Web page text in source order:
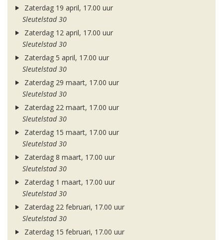
Zaterdag 19 april, 17.00 uur
Sleutelstad 30
Zaterdag 12 april, 17.00 uur
Sleutelstad 30
Zaterdag 5 april, 17.00 uur
Sleutelstad 30
Zaterdag 29 maart, 17.00 uur
Sleutelstad 30
Zaterdag 22 maart, 17.00 uur
Sleutelstad 30
Zaterdag 15 maart, 17.00 uur
Sleutelstad 30
Zaterdag 8 maart, 17.00 uur
Sleutelstad 30
Zaterdag 1 maart, 17.00 uur
Sleutelstad 30
Zaterdag 22 februari, 17.00 uur
Sleutelstad 30
Zaterdag 15 februari, 17.00 uur